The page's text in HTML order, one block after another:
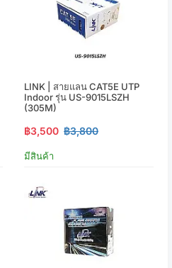
LINK | สายแลน CAT5E UTP
Indoor รุ่น US-9015LSZH
(305M)
฿3,500 ฿3,800
มีสินค้า